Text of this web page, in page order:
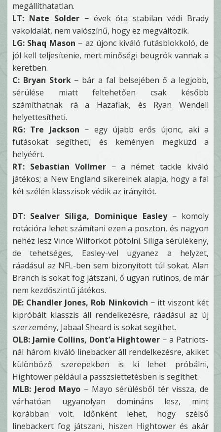
megállíthatatlan.
LT: Nate Solder− évek óta stabilan védi Brady
vakoldalát, nem valószínű, hogy ez megváltozik.
LG: Shaq Mason − az újonc kiváló futásblokkoló, de
jól kell teljesítenie, mert minőségi beugrók vannak a
keretben.
C: Bryan Stork− bár a fal belsejében ő a legjobb,
sérülése miatt feltehetően csak később
számíthatnak rá a Hazafiak, és Ryan Wendell
helyettesítheti.
RG: Tre Jackson − egy újabb erős újonc, aki a
futásokat segítheti, és keményen megküzd a
helyéért.
RT: Sebastian Vollmer− a német tackle kiváló
játékos; a New England sikereinek alapja, hogy a fal
két szélén klasszisok védik az irányítót.
DT: Sealver Siliga, Dominique Easley− komoly
rotációra lehet számítani ezen a poszton, és nagyon
nehéz lesz Vince Wilforkot pótolni. Siliga sérülékeny,
de tehetséges, Easley-vel ugyanez a helyzet,
ráadásul az NFL-ben sem bizonyított túl sokat. Alan
Branch is sokat fog játszani, ő ugyan rutinos, de már
nem kezdőszintű játékos.
DE: Chandler Jones, Rob Ninkovich − itt viszont két
kipróbált klasszis áll rendelkezésre, ráadásul az új
szerzemény, Jabaal Sheard is sokat segíthet.
OLB: Jamie Collins, Dont’a Hightower − a Patriots-
nál három kiváló linebacker áll rendelkezésre, akiket
különböző szerepekben is ki lehet próbálni,
Hightower például a passzsiettetésben is segíthet.
MLB: Jerod Mayo− Mayo sérülésből tér vissza, de
várhatóan ugyanolyan domináns lesz, mint
korábban volt. Időnként lehet, hogy szélső
linebackert fog játszani, hiszen Hightower és akár